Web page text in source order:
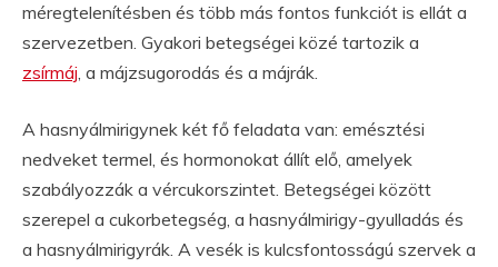
méregtelenítésben és több más fontos funkciót is ellát a
szervezetben. Gyakori betegségei közé tartozik a
zsírmáj, a májzsugorodás és a májrák.
A hasnyálmirigynek két fő feladata van: emésztési
nedveket termel, és hormonokat állít elő, amelyek
szabályozzák a vércukorszintet. Betegségei között
szerepel a cukorbetegség, a hasnyálmirigy-gyulladás és
a hasnyálmirigyrák. A vesék is kulcsfontosságú szervek a